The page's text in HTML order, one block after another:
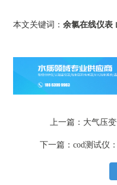
本文关键词：余氯在线仪表
上一篇：大气压
下一篇：cod测试仪